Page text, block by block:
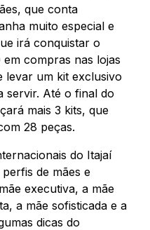
Cinema
que conta
muito especial e
irá conquistar o
compras nas lojas
levar um kit exclusivo
servir. Até o final do
mais 3 kits, que
28 peças.
do Itajaí
de mães e
executiva, a mãe
a mãe sofisticada e a
dicas do